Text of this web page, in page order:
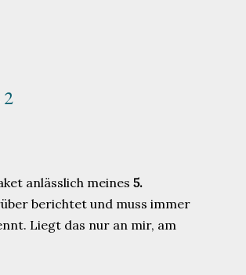
anlässlich meines 5.
berichtet und muss immer
Liegt das nur an mir, am